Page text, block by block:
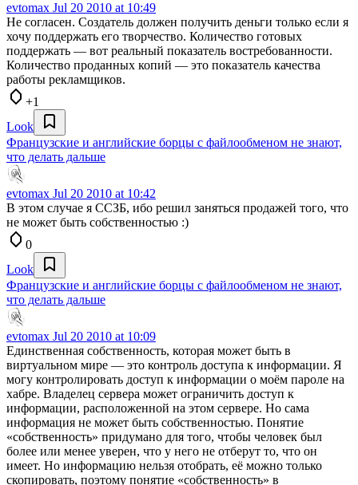
evtomax Jul 20 2010 at 10:49
Не согласен. Создатель должен получить деньги только если я
хочу поддержать его творчество. Количество готовых
поддержать — вот реальный показатель востребованности.
Количество проданных копий — это показатель качества
работы рекламщиков.
+1
Look
Французские и английские борцы с файлообменом не знают,
что делать дальше
evtomax Jul 20 2010 at 10:42
В этом случае я ССЗБ, ибо решил заняться продажей того, что
не может быть собственностью :)
0
Look
Французские и английские борцы с файлообменом не знают,
что делать дальше
evtomax Jul 20 2010 at 10:09
Единственная собственность, которая может быть в
виртуальном мире — это контроль доступа к информации. Я
могу контролировать доступ к информации о моём пароле на
хабре. Владелец сервера может ограничить доступ к
информации, расположенной на этом сервере. Но сама
информация не может быть собственностью. Понятие
«собственность» придумано для того, чтобы человек был
более или менее уверен, что у него не отберут то, что он
имеет. Но информацию нельзя отобрать, её можно только
скопировать, поэтому понятие «собственность» в